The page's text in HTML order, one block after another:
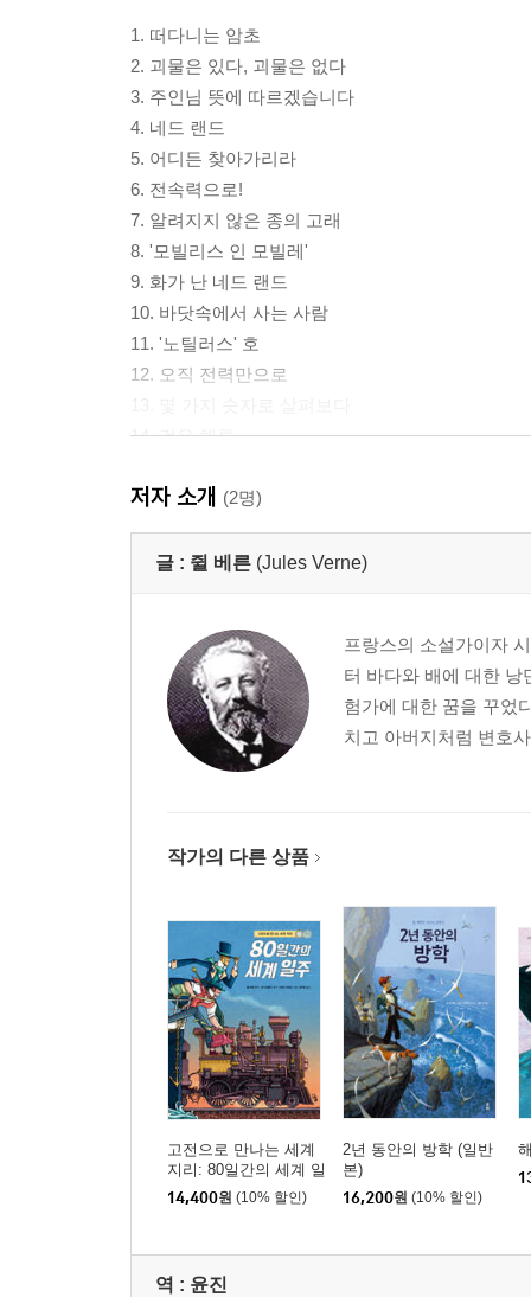
1. 떠다니는 암초
2. 괴물은 있다, 괴물은 없다
3. 주인님 뜻에 따르겠습니다
4. 네드 랜드
5. 어디든 찾아가리라
6. 전속력으로!
7. 알려지지 않은 종의 고래
8. '모빌리스 인 모빌레'
9. 화가 난 네드 랜드
10. 바닷속에서 사는 사람
11. '노틸러스' 호
12. 오직 전력만으로
14. 검은 해류
16. 해저 평원을 산책하다
17. 바닷속 숲
18. 태평양 해저 4000리
21. 땅 위에서 며칠을 보내다
22. 네모 선장, 벼락을 만들다
23. 잠을 설치다
24. 산호 왕국
비룡소 클래식을 펴내면서
저자 소개 (2명)
글 : 쥘 베른 (Jules Verne)
프랑스의 소설가이자
터 바다와 배에 대한
험가에 대한 꿈을 꾸었
치고 아버지처럼 변호
작가의 다른 상품
고전으로 만나는 세계
지리: 80일간의 세계 일
주
14,400원 (10% 할인)
2년 동안의 방학 (일반
본)
16,200원 (10% 할인)
역 : 윤진